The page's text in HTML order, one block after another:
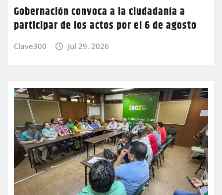
Gobernación convoca a la ciudadanía a
participar de los actos por el 6 de agosto
Clave300 Jul 29, 2026